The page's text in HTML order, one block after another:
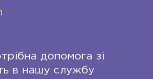
допомога зі
в нашу службу